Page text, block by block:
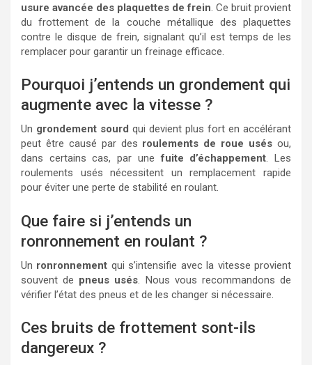
usure avancée des plaquettes de frein. Ce bruit provient
du frottement de la couche métallique des plaquettes
contre le disque de frein, signalant qu’il est temps de les
remplacer pour garantir un freinage efficace.
Pourquoi j’entends un grondement qui
augmente avec la vitesse ?
Un grondement sourd qui devient plus fort en accélérant
peut être causé par des roulements de roue usés ou,
dans certains cas, par unefuite d’échappement. Les
roulements usés nécessitent un remplacement rapide
pour éviter une perte de stabilité en roulant.
Que faire si j’entends un
ronronnement en roulant ?
Un ronronnement qui s’intensifie avec la vitesse provient
souvent de pneus usés. Nous vous recommandons de
vérifier l’état des pneus et de les changer si nécessaire.
Ces bruits de frottement sont-ils
dangereux ?